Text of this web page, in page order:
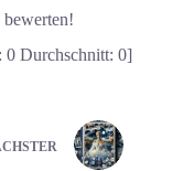
0Durchschnitt: 0]